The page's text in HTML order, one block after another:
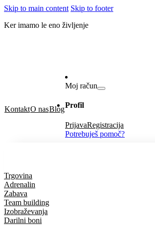
Skip to main content Skip to footer
Ker imamo le eno življenje
KontaktO nasBlog
Moj račun
Profil
PrijavaRegistracija
Potrebuješ pomoč?
Trgovina
Adrenalin
Zabava
Team building
Izobraževanja
Darilni boni